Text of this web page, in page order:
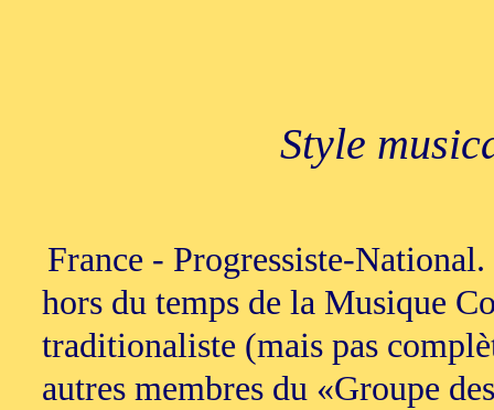
Style
France - Progressiste-
hors du temps de la Musique
traditionaliste (mais pas
autres membres du «Groupe